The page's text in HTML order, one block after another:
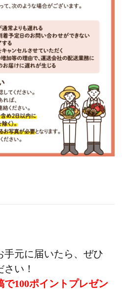
手元に届いたら、ぜひ
い！
100ポイントプレゼン